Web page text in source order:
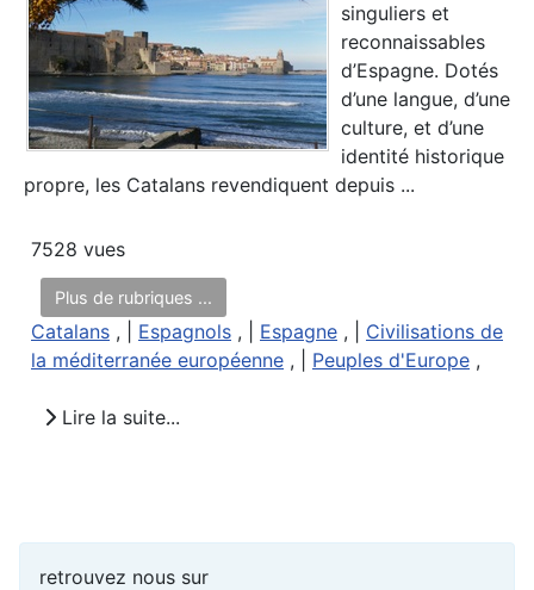
singuliers et
reconnaissables
d’Espagne. Dotés
d’une langue, d’une
culture, et d’une
identité historique
propre, les Catalans revendiquent depuis ...
7528 vues
Plus de rubriques ...
Catalans , | Espagnols , | Espagne , | Civilisations de
la méditerranée européenne , | Peuples d'Europe ,
Lire la suite...
retrouvez nous sur